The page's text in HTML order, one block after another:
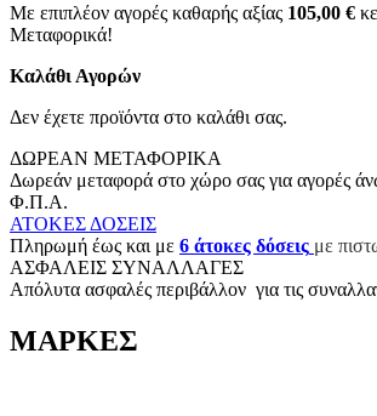
Με επιπλέον αγορές καθαρής αξίας 105,00 €
Μεταφορικά!
Καλάθι Αγορών
Δεν έχετε προϊόντα στο καλάθι σας.
ΔΩΡΕΑΝ ΜΕΤΑΦΟΡΙΚΑ
Δωρεάν μεταφορά στο χώρο σας για αγορές
Φ.Π.Α.
ΑΤΟΚΕΣ ΔΟΣΕΙΣ
Πληρωμή έως και με 6 άτοκες δόσεις με
ΑΣΦΑΛΕΙΣ ΣΥΝΑΛΛΑΓΕΣ
Aπόλυτα ασφαλές περιβάλλον για τις
ΜΑΡΚΕΣ